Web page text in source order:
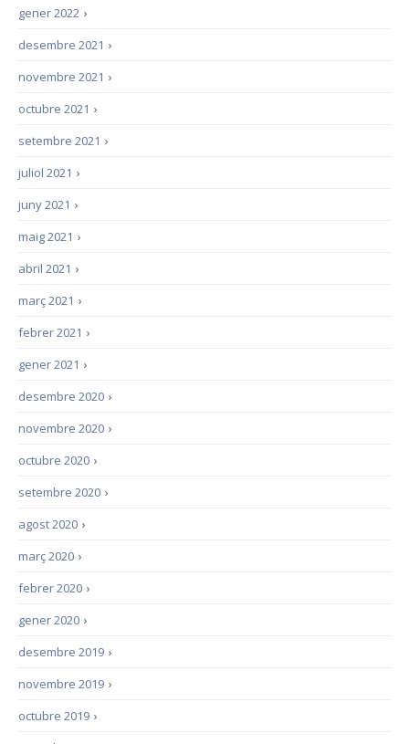
›
gener 2022
›
desembre 2021
›
novembre 2021
›
octubre 2021
›
setembre 2021
›
juliol 2021
›
juny 2021
›
maig 2021
›
abril 2021
›
març 2021
›
febrer 2021
›
gener 2021
›
desembre 2020
›
novembre 2020
›
octubre 2020
›
setembre 2020
›
agost 2020
›
març 2020
›
febrer 2020
›
gener 2020
›
desembre 2019
›
novembre 2019
›
octubre 2019